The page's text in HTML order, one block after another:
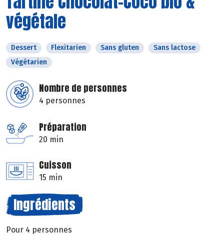
végétale
Dessert Flexitarien Sans gluten
Sans lactose
Végétarien
Nombre de personnes
4 personnes
Préparation
20 min
Cuisson
15 min
Ingrédients
Pour 4 personnes